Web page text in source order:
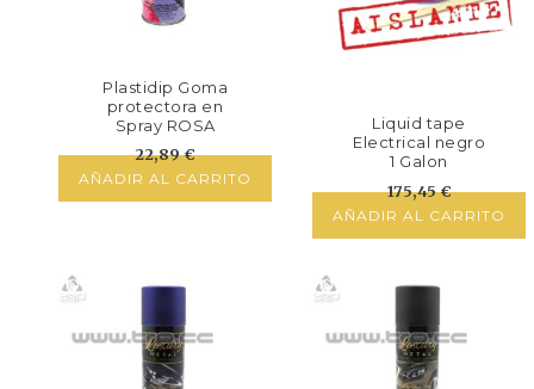
Plastidip Goma
protectora en
Spray ROSA
22,89€
AÑADIR AL CARRITO
Liquid tape
Electrical negro
1 Galon
(3Kg/3.78L)
175,45€
AÑADIR AL CARRITO